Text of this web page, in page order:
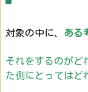
対象の中に、 ある
それをするのがど
た側にとってはど